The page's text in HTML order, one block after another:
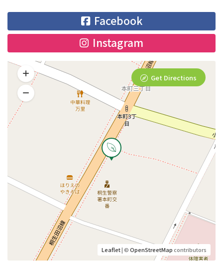
Facebook
Instagram
Leaflet| ©OpenStreetMapcontributors
Get Directions